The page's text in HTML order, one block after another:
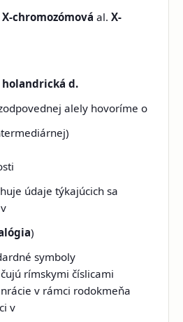
X-chromozómováal. X-
holandrická d.
alely hovoríme o
údaje týkajúcich sa
)
symboly
rímskymi číslicami
v rámci rodokmeňa
v